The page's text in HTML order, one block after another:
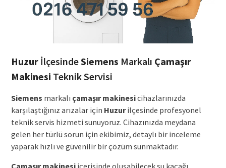
HuzurİlçesindeSiemens Markalı Çamaşır
Makinesi Teknik Servisi
Siemens markalı çamaşır makinesicihazlarınızda
karşılaştığınız arızalar için Huzurilçesinde profesyonel
teknik servis hizmeti sunuyoruz. Cihazınızda meydana
gelen her türlü sorun için ekibimiz, detaylı bir inceleme
yaparak hızlı ve güvenilir bir çözüm sunmaktadır.
Çamaşır makinesiiçerisinde oluşabilecek su kaçağı,